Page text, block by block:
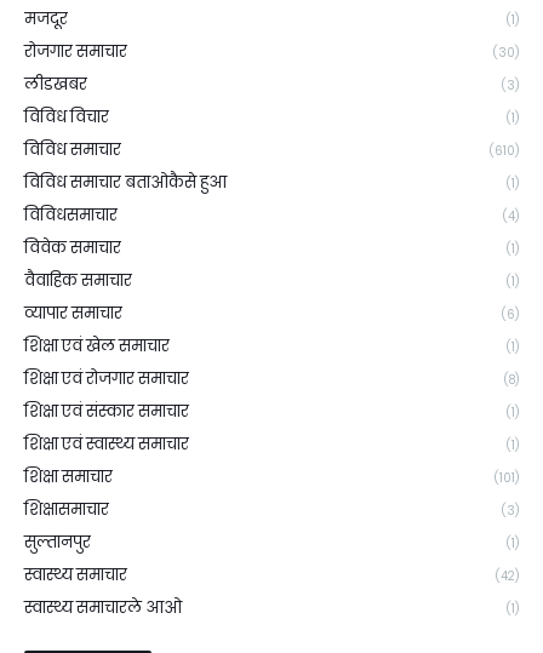
मजदूर (1)
रोजगार समाचार (30)
लीडखबर (3)
विविध विचार (1)
विविध समाचार (610)
विविध समाचार बताओकैसे हुआ (1)
विविधसमाचार (4)
विवेक समाचार (1)
वैवाहिक समाचार (1)
व्यापार समाचार (6)
शिक्षा एवं खेल समाचार (1)
शिक्षा एवं रोजगार समाचार (8)
शिक्षा एवं संस्कार समाचार (1)
शिक्षा एवं स्वास्थ्य समाचार (1)
शिक्षा समाचार (101)
शिक्षासमाचार (3)
सुल्तानपुर (1)
स्वास्थ्य समाचार (42)
स्वास्थ्य समाचारले आओ (1)